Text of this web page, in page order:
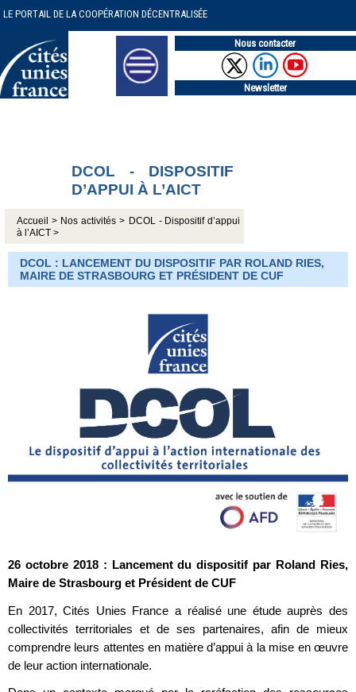
LE PORTAIL DE LA COOPÉRATION DÉCENTRALISÉE
Nous contacter
Newsletter
DCOL - DISPOSITIF
D’APPUI À L’AICT
Accueil > Nos activités >
DCOL - Dispositif d’appui
à l’AICT >
DCOL : LANCEMENT DU DISPOSITIF PAR ROLAND RIES,
MAIRE DE STRASBOURG ET PRÉSIDENT DE CUF
26 octobre 2018 : Lancement du dispositif par Roland Ries,
Maire de Strasbourg et Président de CUF
En 2017, Cités Unies France a réalisé une étude auprès des
collectivités territoriales et de ses partenaires, afin de mieux
comprendre leurs attentes en matière d’appui à la mise en œuvre
de leur action internationale.